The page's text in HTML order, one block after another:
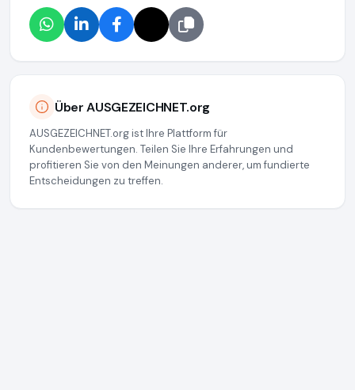
Über AUSGEZEICHNET.org
AUSGEZEICHNET.org ist Ihre Plattform für
Kundenbewertungen. Teilen Sie Ihre Erfahrungen und
profitieren Sie von den Meinungen anderer, um fundierte
Entscheidungen zu treffen.